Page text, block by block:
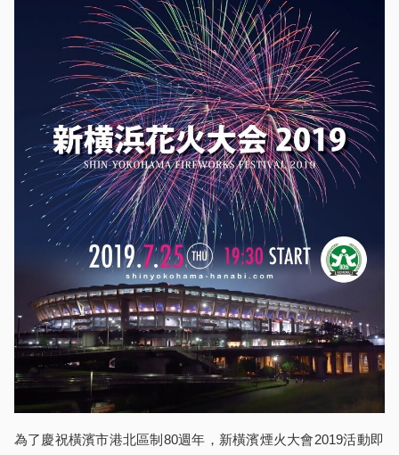
為了慶祝橫濱市港北區制80週年，新橫濱煙火大會2019活動即